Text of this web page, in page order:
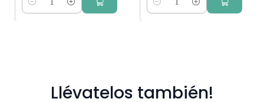
Cantidad Cantidad
Llévatelos también!